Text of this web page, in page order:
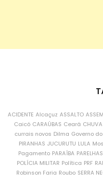
ACIDENTE Alcaçuz ASSALTO
Caicó CARAÚBAS Ceará CHUVA
currais novos Dilma Governo do
PIRANHAS JUCURUTU LULA
Pagamento PARAÍBA PARELHAS
POLÍCIA MILITAR Política PRF
Robinson Faria Roubo SERRA